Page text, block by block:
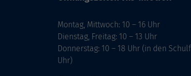
Montag, Mittwoch: 10 – 16 Uhr
Dienstag, Freitag: 10 – 13 Uhr
Donnerstag: 10 – 18 Uhr (in den
Uhr)